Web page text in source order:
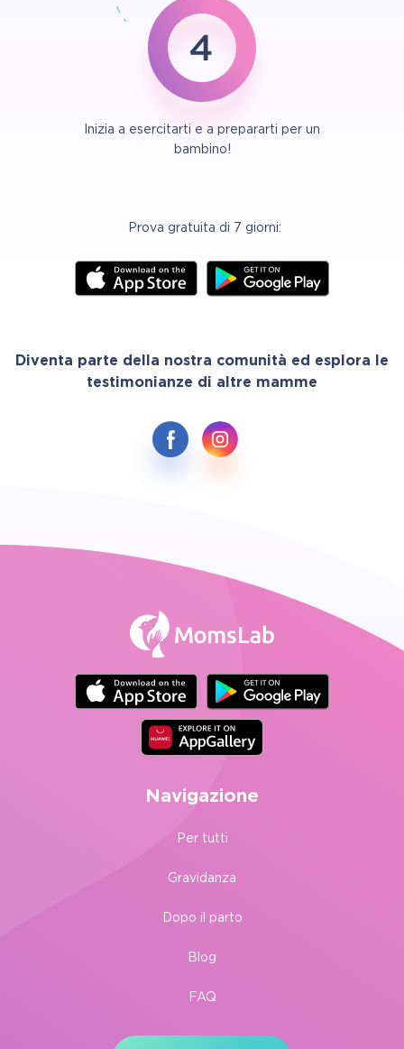
Inizia a esercitarti e a prepararti per un
bambino!
Prova gratuita di 7 giorni:
Diventa parte della nostra comunità ed esplora le
testimonianze di altre mamme
Navigazione
Per tutti
Gravidanza
Dopo il parto
Blog
FAQ